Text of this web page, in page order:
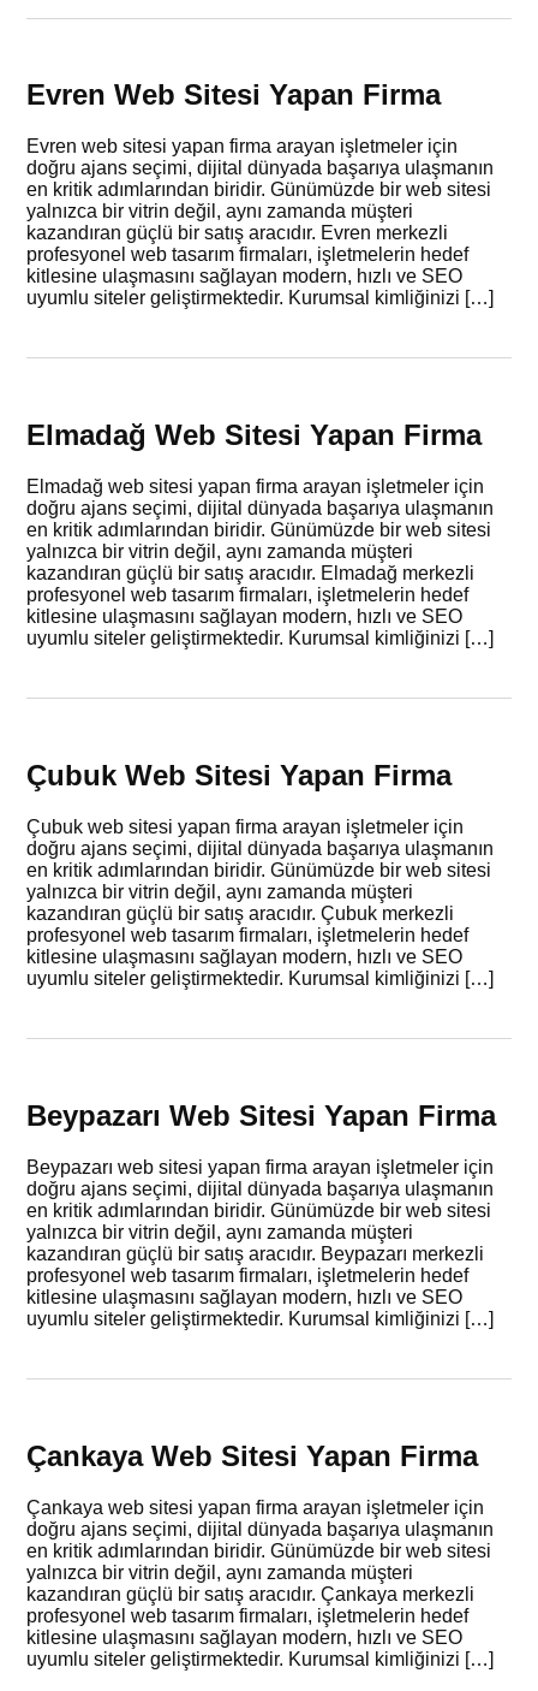
Evren Web Sitesi Yapan Firma
Evren web sitesi yapan firma arayan işletmeler için
doğru ajans seçimi, dijital dünyada başarıya ulaşmanın
en kritik adımlarından biridir. Günümüzde bir web sitesi
yalnızca bir vitrin değil, aynı zamanda müşteri
kazandıran güçlü bir satış aracıdır. Evren merkezli
profesyonel web tasarım firmaları, işletmelerin hedef
kitlesine ulaşmasını sağlayan modern, hızlı ve SEO
uyumlu siteler geliştirmektedir. Kurumsal kimliğinizi […]
Elmadağ Web Sitesi Yapan Firma
Elmadağ web sitesi yapan firma arayan işletmeler için
doğru ajans seçimi, dijital dünyada başarıya ulaşmanın
en kritik adımlarından biridir. Günümüzde bir web sitesi
yalnızca bir vitrin değil, aynı zamanda müşteri
kazandıran güçlü bir satış aracıdır. Elmadağ merkezli
profesyonel web tasarım firmaları, işletmelerin hedef
kitlesine ulaşmasını sağlayan modern, hızlı ve SEO
uyumlu siteler geliştirmektedir. Kurumsal kimliğinizi […]
Çubuk Web Sitesi Yapan Firma
Çubuk web sitesi yapan firma arayan işletmeler için
doğru ajans seçimi, dijital dünyada başarıya ulaşmanın
en kritik adımlarından biridir. Günümüzde bir web sitesi
yalnızca bir vitrin değil, aynı zamanda müşteri
kazandıran güçlü bir satış aracıdır. Çubuk merkezli
profesyonel web tasarım firmaları, işletmelerin hedef
kitlesine ulaşmasını sağlayan modern, hızlı ve SEO
uyumlu siteler geliştirmektedir. Kurumsal kimliğinizi […]
Beypazarı Web Sitesi Yapan Firma
Beypazarı web sitesi yapan firma arayan işletmeler için
doğru ajans seçimi, dijital dünyada başarıya ulaşmanın
en kritik adımlarından biridir. Günümüzde bir web sitesi
yalnızca bir vitrin değil, aynı zamanda müşteri
kazandıran güçlü bir satış aracıdır. Beypazarı merkezli
profesyonel web tasarım firmaları, işletmelerin hedef
kitlesine ulaşmasını sağlayan modern, hızlı ve SEO
uyumlu siteler geliştirmektedir. Kurumsal kimliğinizi […]
Çankaya Web Sitesi Yapan Firma
Çankaya web sitesi yapan firma arayan işletmeler için
doğru ajans seçimi, dijital dünyada başarıya ulaşmanın
en kritik adımlarından biridir. Günümüzde bir web sitesi
yalnızca bir vitrin değil, aynı zamanda müşteri
kazandıran güçlü bir satış aracıdır. Çankaya merkezli
profesyonel web tasarım firmaları, işletmelerin hedef
kitlesine ulaşmasını sağlayan modern, hızlı ve SEO
uyumlu siteler geliştirmektedir. Kurumsal kimliğinizi […]